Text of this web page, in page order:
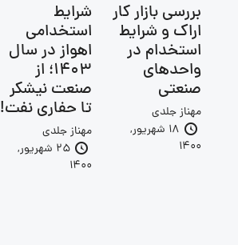
شرایط
استخدامی
اهواز در سال
1403؛ از
صنعت نیشکر
تا حفاری نفت!
مهناز جلدی
25 شهریور,
1400
بررسی بازار کار
اراک و شرایط
استخدام در
واحدهای
صنعتی
مهناز جلدی
18 شهریور,
1400